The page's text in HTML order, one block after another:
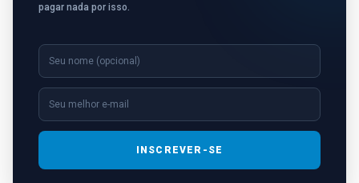
pagar nada por isso.
INSCREVER-SE